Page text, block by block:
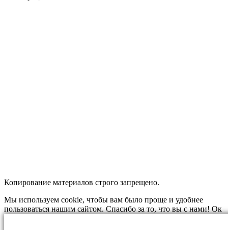
Копирование материалов строго запрещено.
Мы используем cookie, чтобы вам было проще и удобнее
пользоваться нашим сайтом. Спасибо за то, что вы с нами!Ок